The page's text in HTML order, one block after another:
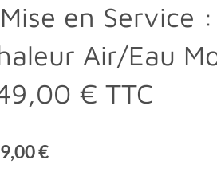
en Service
Air/Eau
€ TTC
€